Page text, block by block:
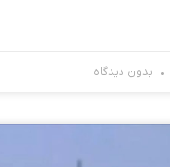
بدون دیدگاه